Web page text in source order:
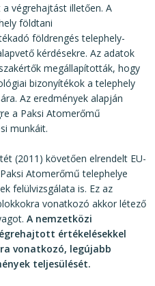
végrehajtást illetően. A
földtani
földrengés telephely-
kérdésekre. Az adatok
megállapították, hogy
bizonyítékok a telephely
Az eredmények alapján
a Paksi Atomerőmű
munkáit.
(2011) követően elrendelt EU-
Atomerőmű telephelye
felülvizsgálata is. Ez az
vonatkozó akkor létező
A nemzetközi
értékelésekkel
vonatkozó, legújabb
teljesülését.